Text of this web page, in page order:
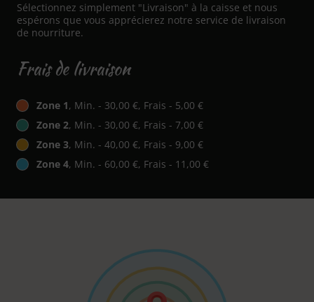
Sélectionnez simplement "Livraison" à la caisse et nous
espérons que vous apprécierez notre service de livraison
de nourriture.
Frais de livraison
Zone 1, Min. - 30,00 €, Frais - 5,00 €
Zone 2, Min. - 30,00 €, Frais - 7,00 €
Zone 3, Min. - 40,00 €, Frais - 9,00 €
Zone 4, Min. - 60,00 €, Frais - 11,00 €